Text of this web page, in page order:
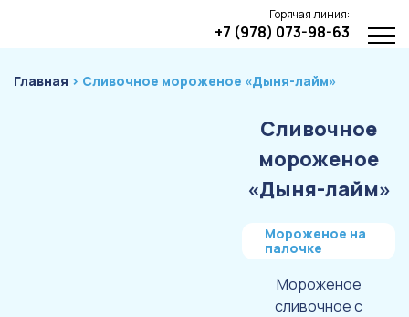
Горячая линия:
+7 (978) 073-98-63
Главная › Сливочное мороженое «Дыня-лайм»
Мороженое на
палочке
Сливочное
мороженое
«Дыня-лайм»
Мороженое
сливочное с